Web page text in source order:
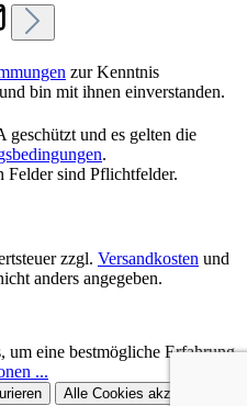
zur Kenntnis
bin mit ihnen einverstanden.
und es gelten die
.
Felder sind Pflichtfelder.
zzgl. Versandkosten und
anders angegeben.
um eine bestmögliche Erfahrung
...
Alle Cookies akzeptieren